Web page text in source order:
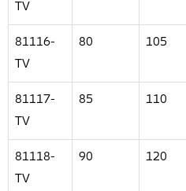
TV
81116-
TV
80 105
81117-
TV
85 110
81118-
TV
90 120